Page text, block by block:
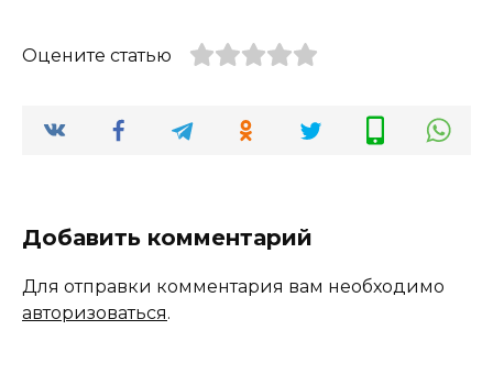
Оцените статью
Добавить комментарий
Для отправки комментария вам необходимо
авторизоваться.